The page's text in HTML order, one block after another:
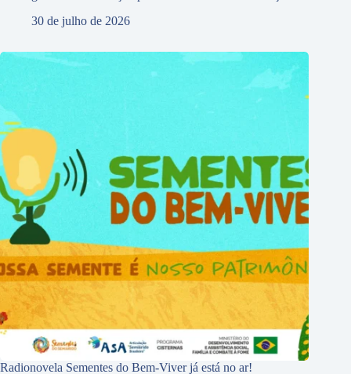
30 de julho de 2026
Radionovela Sementes do Bem-Viver já está no ar!